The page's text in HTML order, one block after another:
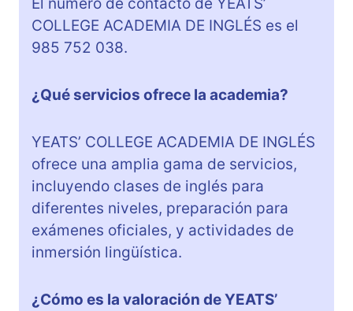
COLLEGE ACADEMIA DE INGLÉS es el
985 752 038.
¿Qué servicios ofrece la academia?
YEATS’ COLLEGE ACADEMIA DE INGLÉS
ofrece una amplia gama de servicios,
incluyendo clases de inglés para
diferentes niveles, preparación para
exámenes oficiales, y actividades de
inmersión lingüística.
¿Cómo es la valoración de YEATS’